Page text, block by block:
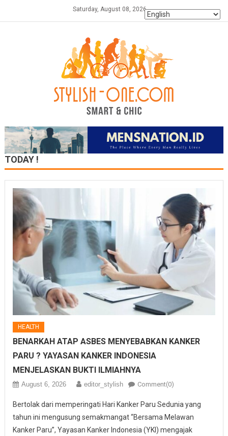
Saturday, August 08, 2026
TODAY !
HEALTH
BENARKAH ATAP ASBES MENYEBABKAN KANKER
PARU ? YAYASAN KANKER INDONESIA
MENJELASKAN BUKTI ILMIAHNYA
August 6, 2026 editor_stylish Comment(0)
Bertolak dari memperingati Hari Kanker Paru Sedunia yang
tahun ini mengusung semakmangat “Bersama Melawan
Kanker Paru”, Yayasan Kanker Indonesia (YKI) mengajak